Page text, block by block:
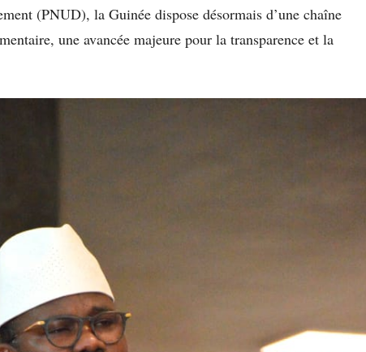
(PNUD), la Guinée dispose désormais d’une chaîne
une avancée majeure pour la transparence et la